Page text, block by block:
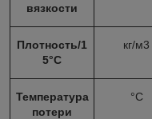
вязкости
Плотность/1
5°С
кг/м3
Температура
потери
°С